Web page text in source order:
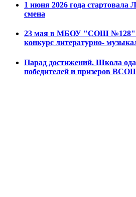
1 июня 2026 года стартовала
смена
23 мая в МБОУ "СОШ №128"
конкурс литературно-
Парад достижений. Школа
победителей и призеров